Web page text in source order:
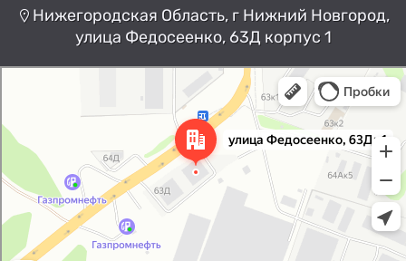
Нижегородская Область, г Нижний Новгород,
улица Федосеенко, 63Д корпус 1
Нижний Новгород
Улица Федосеенко, 63Дк1 —
Яндекс Карты